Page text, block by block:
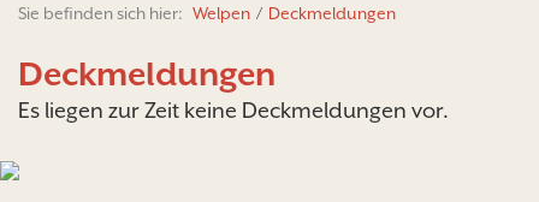
Sie befinden sich hier: Welpen / Deckmeldungen
Deckmeldungen
Es liegen zur Zeit keine Deckmeldungen vor.